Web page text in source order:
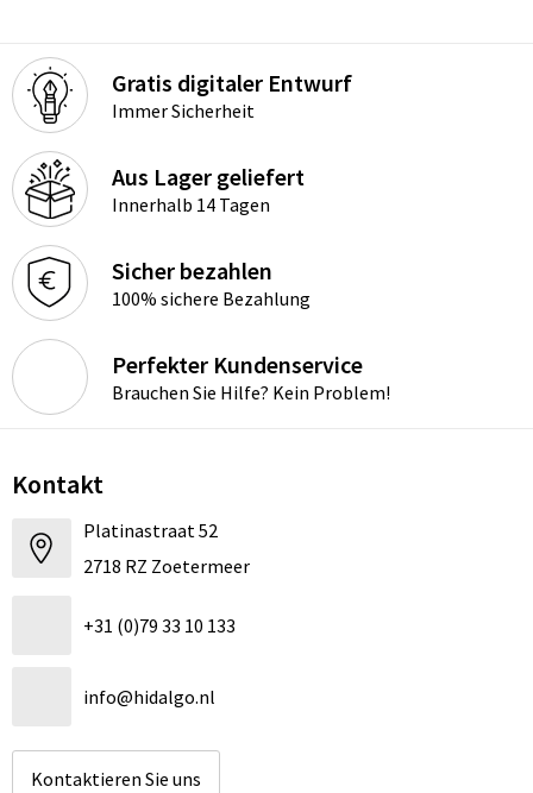
Gratis digitaler Entwurf
Immer Sicherheit
Aus Lager geliefert
Innerhalb 14 Tagen
Sicher bezahlen
100% sichere Bezahlung
Perfekter Kundenservice
Brauchen Sie Hilfe? Kein Problem!
Kontakt
Platinastraat 52
2718 RZ Zoetermeer
+31 (0)79 33 10 133
info@hidalgo.nl
Kontaktieren Sie uns